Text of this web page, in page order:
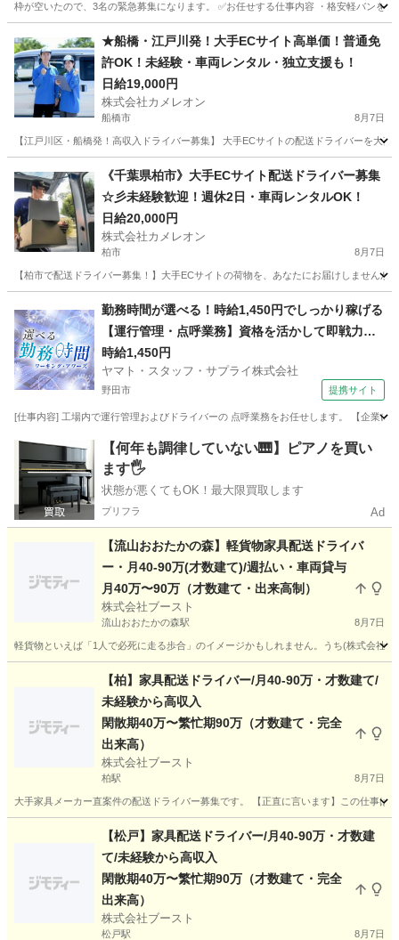
枠が空いたので、3名の緊急募集になります。 ✅お任せする仕事内容 ・格安軽バン
ドライバー 荷物
★船橋・江戸川発！大手ECサイト高単価！普通免
許OK！未経験・車両レンタル・独立支援も！
日給19,000円
株式会社カメレオン
船橋市 8月7日
【江戸川区・船橋発！高収入ドライバー募集】 大手ECサイトの配送ドライバーを大
ドライバー 積み込み
《千葉県柏市》大手ECサイト配送ドライバー募集
☆彡未経験歓迎！週休2日・車両レンタルOK！
日給20,000円
株式会社カメレオン
柏市 8月7日
【柏市で配送ドライバー募集！】大手ECサイトの荷物を、あなたにお届けしません
ドライバー 積み込み
勤務時間が選べる！時給1,450円でしっかり稼げる
【運行管理・点呼業務】資格を活かして即戦力に
なれる
時給1,450円
ヤマト・スタッフ・サプライ株式会社
野田市 提携サイト
[仕事内容] 工場内で運行管理およびドライバーの 点呼業務をお任せします。 【企業
千葉 野田市 ドライバー
【何年も調律していない🎹】ピアノを買い
ます🖐️
状態が悪くてもOK！最大限買取します
プリフラ Ad
【流山おおたかの森】軽貨物家具配送ドライバ
ー・月40-90万(才数建て)/週払い・車両貸与
月40万〜90万（才数建て・出来高制）
株式会社ブースト
流山おおたかの森駅 8月7日
軽貨物といえば「1人で必死に走る歩合」のイメージかもしれません。うち(株式会社
流山おおたかの森駅 ドライバー 貨物
【柏】家具配送ドライバー/月40-90万・才数建て/
未経験から高収入
閑散期40万〜繁忙期90万（才数建て・完全
出来高）
株式会社ブースト
柏駅 8月7日
大手家具メーカー直案件の配送ドライバー募集です。 【正直に言います】この仕事
柏駅 ドライバー 貨物
【松戸】家具配送ドライバー/月40-90万・才数建
て/未経験から高収入
閑散期40万〜繁忙期90万（才数建て・完全
出来高）
株式会社ブースト
松戸駅 8月7日